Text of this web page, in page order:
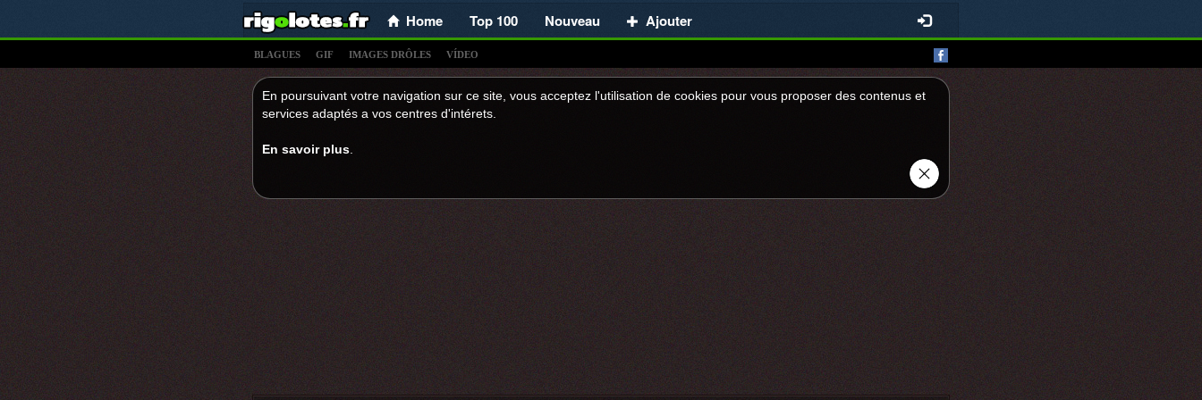
Home Top 100 Nouveau Ajouter
BLAGUES GIF IMAGES DRÔLES VÍDEO
En poursuivant votre navigation sur ce site, vous acceptez l'utilisation de cookies pour vous proposer des contenus et
services adaptés a vos centres d'intérets.
En savoir plus